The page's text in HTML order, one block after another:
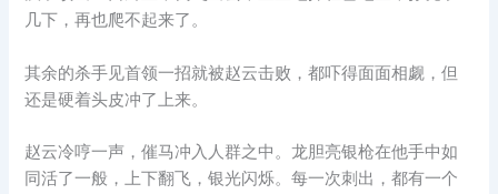
几下，再也爬不起来了。
其余的杀手见首领一招就被赵云击败，都吓得面面相觑，但
还是硬着头皮冲了上来。
赵云冷哼一声，催马冲入人群之中。龙胆亮银枪在他手中如
同活了一般，上下翻飞，银光闪烁。每一次刺出，都有一个